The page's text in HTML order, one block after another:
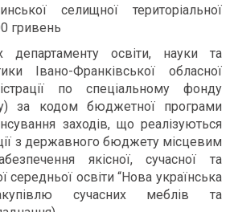
селищної територіальної
гривень
департаменту освіти, науки та
Івано-Франківської обласної
по спеціальному фонду
за кодом бюджетної програми
заходів, що реалізуються
з державного бюджету місцевим
якісної, сучасної та
середньої освіти “Нова українська
сучасних меблів та